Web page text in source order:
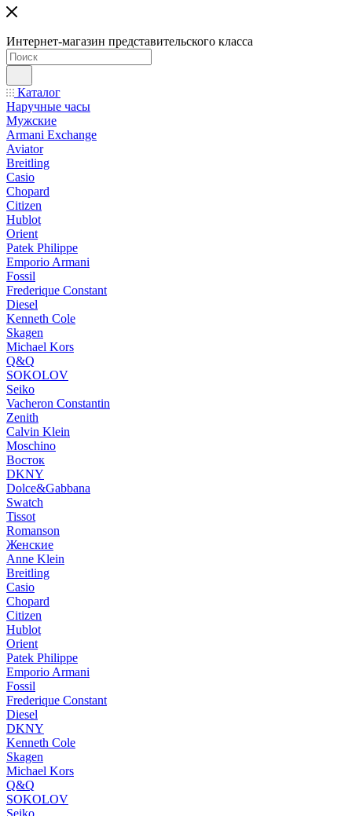
Интернет-магазин представительского класса
Каталог
Наручные часы
Мужские
Armani Exchange
Aviator
Breitling
Casio
Chopard
Citizen
Hublot
Orient
Patek Philippe
Emporio Armani
Fossil
Frederique Constant
Diesel
Kenneth Cole
Skagen
Michael Kors
Q&Q
SOKOLOV
Seiko
Vacheron Constantin
Zenith
Calvin Klein
Moschino
Восток
DKNY
Dolce&Gabbana
Swatch
Tissot
Romanson
Женские
Anne Klein
Breitling
Casio
Chopard
Citizen
Hublot
Orient
Patek Philippe
Emporio Armani
Fossil
Frederique Constant
Diesel
DKNY
Kenneth Cole
Skagen
Michael Kors
Q&Q
SOKOLOV
Seiko